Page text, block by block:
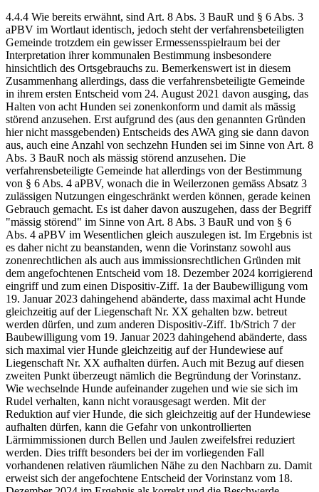
4.4.4 Wie bereits erwähnt, sind Art. 8 Abs. 3 BauR und § 6 Abs. 3
aPBV im Wortlaut identisch, jedoch steht der verfahrensbeteiligten
Gemeinde trotzdem ein gewisser Ermessensspielraum bei der
Interpretation ihrer kommunalen Bestimmung insbesondere
hinsichtlich des Ortsgebrauchs zu. Bemerkenswert ist in diesem
Zusammenhang allerdings, dass die verfahrensbeteiligte Gemeinde
in ihrem ersten Entscheid vom 24. August 2021 davon ausging, das
Halten von acht Hunden sei zonenkonform und damit als mässig
störend anzusehen. Erst aufgrund des (aus den genannten Gründen
hier nicht massgebenden) Entscheids des AWA ging sie dann davon
aus, auch eine Anzahl von sechzehn Hunden sei im Sinne von Art. 8
Abs. 3 BauR noch als mässig störend anzusehen. Die
verfahrensbeteiligte Gemeinde hat allerdings von der Bestimmung
von § 6 Abs. 4 aPBV, wonach die in Weilerzonen gemäss Absatz 3
zulässigen Nutzungen eingeschränkt werden können, gerade keinen
Gebrauch gemacht. Es ist daher davon auszugehen, dass der Begriff
"mässig störend" im Sinne von Art. 8 Abs. 3 BauR und von § 6
Abs. 4 aPBV im Wesentlichen gleich auszulegen ist. Im Ergebnis ist
es daher nicht zu beanstanden, wenn die Vorinstanz sowohl aus
zonenrechtlichen als auch aus immissionsrechtlichen Gründen mit
dem angefochtenen Entscheid vom 18. Dezember 2024 korrigierend
eingriff und zum einen Dispositiv-Ziff. 1a der Baubewilligung vom
19. Januar 2023 dahingehend abänderte, dass maximal acht Hunde
gleichzeitig auf der Liegenschaft Nr. XX gehalten bzw. betreut
werden dürfen, und zum anderen Dispositiv-Ziff. 1b/Strich 7 der
Baubewilligung vom 19. Januar 2023 dahingehend abänderte, dass
sich maximal vier Hunde gleichzeitig auf der Hundewiese auf
Liegenschaft Nr. XX aufhalten dürfen. Auch mit Bezug auf diesen
zweiten Punkt überzeugt nämlich die Begründung der Vorinstanz.
Wie wechselnde Hunde aufeinander zugehen und wie sie sich im
Rudel verhalten, kann nicht vorausgesagt werden. Mit der
Reduktion auf vier Hunde, die sich gleichzeitig auf der Hundewiese
aufhalten dürfen, kann die Gefahr von unkontrollierten
Lärmimmissionen durch Bellen und Jaulen zweifelsfrei reduziert
werden. Dies trifft besonders bei der im vorliegenden Fall
vorhandenen relativen räumlichen Nähe zu den Nachbarn zu. Damit
erweist sich der angefochtene Entscheid der Vorinstanz vom 18.